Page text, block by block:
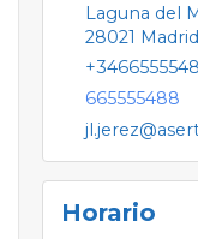
Laguna del
28021 Madrid
665555488
Horario